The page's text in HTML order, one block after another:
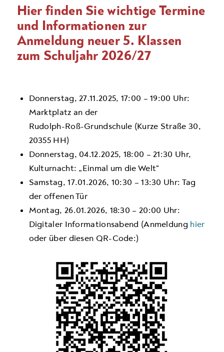
Hier finden Sie wichtige Termine
und Informationen zur
Anmeldung neuer5. Klassen
zum Schuljahr 2026/27
Donnerstag, 27.11.2025, 17:00 – 19:00 Uhr:
Marktplatz an der
Rudolph-Roß-Grundschule (Kurze Straße 30,
20355 HH)
Donnerstag, 04.12.2025, 18:00 – 21:30 Uhr,
Kulturnacht: „Einmal um die Welt“
Samstag, 17.01.2026, 10:30 – 13:30 Uhr: Tag
der offenen Tür
Montag, 26.01.2026, 18:30 – 20:00 Uhr:
Digitaler Informationsabend (Anmeldung hier
oder über diesen QR-Code:)